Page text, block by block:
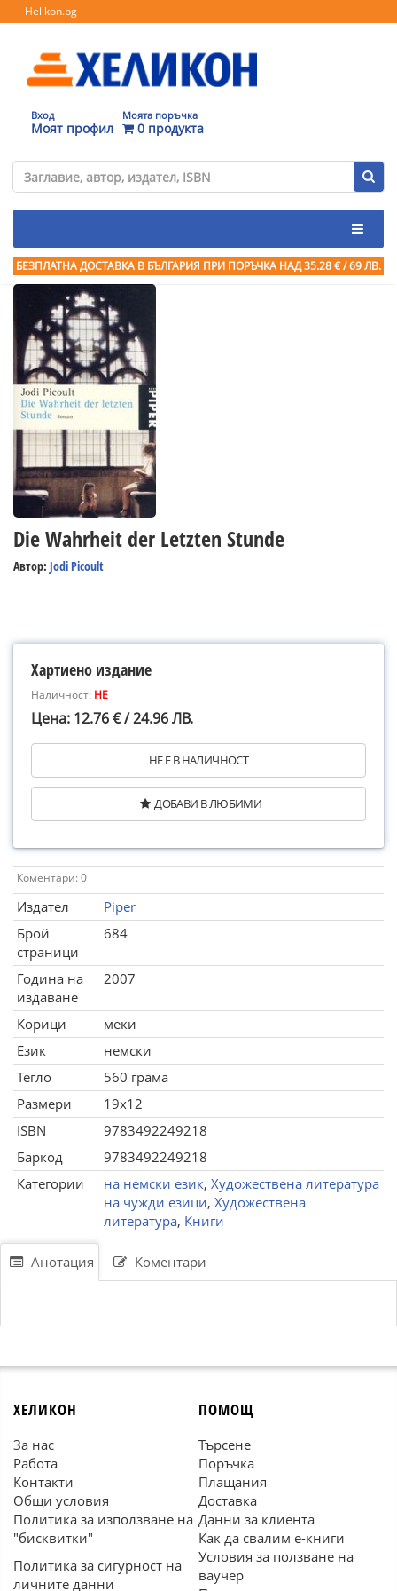
Helikon.bg
Вход
Моят профил
Моята поръчка
0 продукта
БЕЗПЛАТНА ДОСТАВКА В БЪЛГАРИЯ ПРИ ПОРЪЧКА НАД 35.28 € / 69 ЛВ.
Die Wahrheit der Letzten Stunde
Автор: Jodi Picoult
Хартиено издание
Наличност: НЕ
Цена: 12.76 € / 24.96 ЛВ.
НЕ Е В НАЛИЧНОСТ
ДОБАВИ В ЛЮБИМИ
Коментари: 0
Издател
Piper
Брой
страници
684
Година на
издаване
2007
Корици
меки
Език
немски
Тегло
560 грама
Размери
19x12
ISBN
9783492249218
Баркод
9783492249218
Категории
на немски език, Художествена литература
на чужди езици, Художествена
литература, Книги
Анотация Коментари
ХЕЛИКОН
За нас
Работа
Контакти
Общи условия
Политика за използване на
"бисквитки"
Политика за сигурност на
личните данни
ПОМОЩ
Търсене
Поръчка
Плащания
Доставка
Данни за клиента
Как да свалим е-книги
Условия за ползване на
ваучер